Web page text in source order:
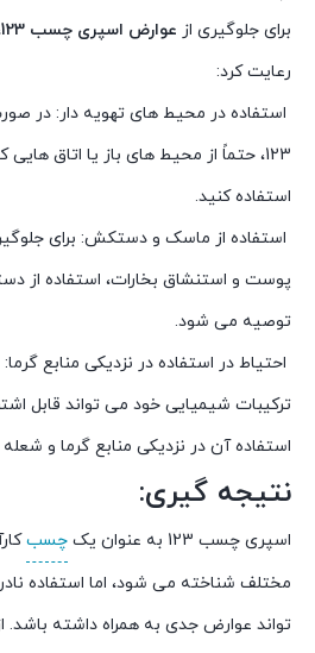
برای جلوگیری از عوارض اسپری چسب 123
رعایت کرد:
استفاده در محیط های تهویه دار: در
123، حتماً از محیط های باز یا اتاق
استفاده کنید.
استفاده از ماسک و دستکش: برای
پوست و استنشاق بخارات، استفاده
توصیه می شود.
ترکیبات شیمیایی خود می تواند قابل
استفاده آن در نزدیکی منابع گرما و
نتیجه گیری:
اسپری چسب 123 به عنوان یک چسب
مختلف شناخته می شود، اما استفاده
تواند عوارض جدی به همراه داشته باشد.